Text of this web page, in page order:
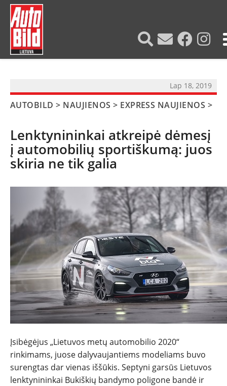
Lap 18, 2019
AUTOBILD > NAUJIENOS > EXPRESS NAUJIENOS >
Lenktynininkai atkreipė dėmesį
į automobilių sportiškumą: juos
skiria ne tik galia
Įsibėgėjus „Lietuvos metų automobilio 2020“
rinkimams, juose dalyvaujantiems modeliams buvo
surengtas dar vienas iššūkis. Septyni garsūs Lietuvos
lenktynininkai Bukiškių bandymo poligone bandė ir